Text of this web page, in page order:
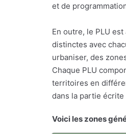
et de
En outre, le PLU
distinctes avec
urbaniser, des
Chaque PLU
territoires en
dans la partie écrite
Voici les zones